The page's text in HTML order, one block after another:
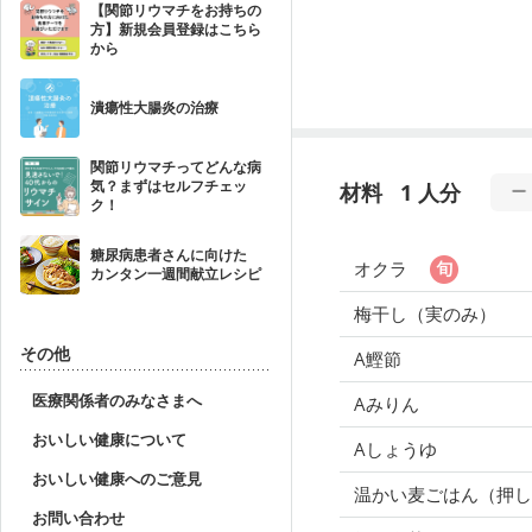
【関節リウマチをお持ちの
方】新規会員登録はこちら
から
潰瘍性大腸炎の治療
関節リウマチってどんな病
気？まずはセルフチェッ
ク！
糖尿病患者さんに向けた
カンタン一週間献立レシピ
その他
医療関係者のみなさまへ
おいしい健康について
おいしい健康へのご意見
お問い合わせ
材料 1 人分
オクラ
梅干し（実のみ）
A鰹節
Aみりん
Aしょうゆ
温かい麦ごはん（押